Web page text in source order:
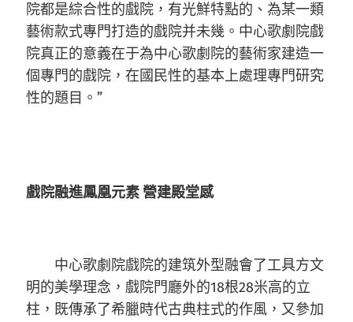
院都是綜合性的戲院，有光鮮特點的、為某一類
藝術款式專門打造的戲院并未幾。中心歌劇院戲
院真正的意義在于為中心歌劇院的藝術家建造一
個專門的戲院，在國民性的基本上處理專門研究
性的題目。”
戲院融進鳳凰元素 營建殿堂感
中心歌劇院戲院的建筑外型融會了工具方文
明的美學理念，戲院門廳外的18根28米高的立
柱，既傳承了希臘時代古典柱式的作風，又參加